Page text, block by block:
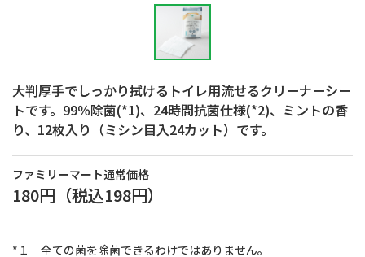
大判厚手でしっかり拭けるトイレ用流せるクリーナーシー
トです。99％除菌(*1)、24時間抗菌仕様(*2)、ミントの香
り、12枚入り（ミシン目入24カット）です。
ファミリーマート通常価格
180円 （税込198円）
*１ 全ての菌を除菌できるわけではありません。